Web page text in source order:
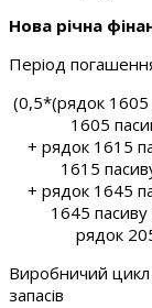
Нова річна
Період
(0,5*(рядок 1605
1605
+ рядок 1615
1615
+ рядок 1645
1645
рядок
Виробничий
запасів